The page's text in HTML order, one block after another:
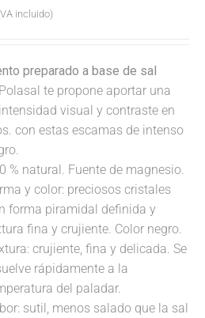
incluido)
preparado a base de sal
Polasal te propone aportar una
visual y contraste en
con estas escamas de intenso
% natural. Fuente de magnesio.
y color: preciosos cristales
forma piramidal definida y
fina y crujiente. Color negro.
crujiente, fina y delicada. Se
rápidamente a la
del paladar.
sutil, menos salado que la sal